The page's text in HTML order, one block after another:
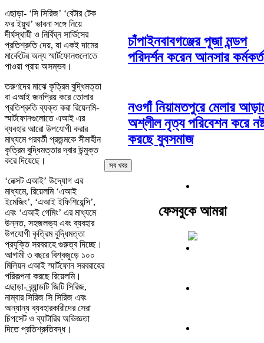
এছাড়া- ‘সি সিরিজ’ ‘বেটার টেক
ফর ইয়ুথ’ ভাবনা সঙ্গে নিয়ে
দীর্ঘস্থায়ী ও নির্বিঘ্ন সার্ভিসের
প্রতিশ্রুতি দেয়, যা একই দামের
মার্কেটের অন্য স্মার্টফোনগুলোতে
পাওয়া প্রায় অসম্ভব।
তরুণদের মাঝে কৃত্রিম বুদ্ধিমত্তা
বা এআই জনপ্রিয় করে তোলার
প্রতিশ্রুতি ব্যক্ত করা রিয়েলমি-
স্মার্টফোনগুলোতে এআই এর
ব্যবহার আরো উপযোগী করার
মাধ্যমে পরবর্তী প্রজন্মকে সীমাহীন
কৃত্রিম বুদ্ধিমত্তার দ্বার উন্মুক্ত
করে দিয়েছে।
‘নেক্সট এআই’ উদ্যোগ এর
মাধ্যমে, রিয়েলমি ‘এআই
ইমেজিং’, ‘এআই ইফিশিয়েন্সি’,
এবং ‘এআই গেমিং’ এর মাধ্যমে
উন্নত, সহজলভ্য এবং ব্যবহার
উপযোগী কৃত্রিম বুদ্ধিমত্তা
প্রযুক্তি সরবরাহে গুরুত্ব দিচ্ছে।
আগামী ৩ বছরে বিশ্বজুড়ে ১০০
মিলিয়ন এআই স্মার্টফোন সরবরাহের
পরিকল্পনা করছে রিয়েলমি।
এছাড়া- ব্র্যান্ডটি জিটি সিরিজ,
নাম্বার সিরিজ সি সিরিজ এবং
অন্যান্য ব্যবহারকারীদের সেরা
চিপসেট ও ব্যাটারির অভিজ্ঞতা
দিতে প্রতিশ্রুতিবদ্ধ।
চাঁপাইনবাবগঞ্জের পূজা মন্ডপ
পরিদর্শন করেন আনসার
নওগাঁ নিয়ামতপুরে মেলার
অশ্লীল নৃত্য পরিবেশন করে
করছে যুবসমাজ
সব খবর
ফেসবুকে আমরা